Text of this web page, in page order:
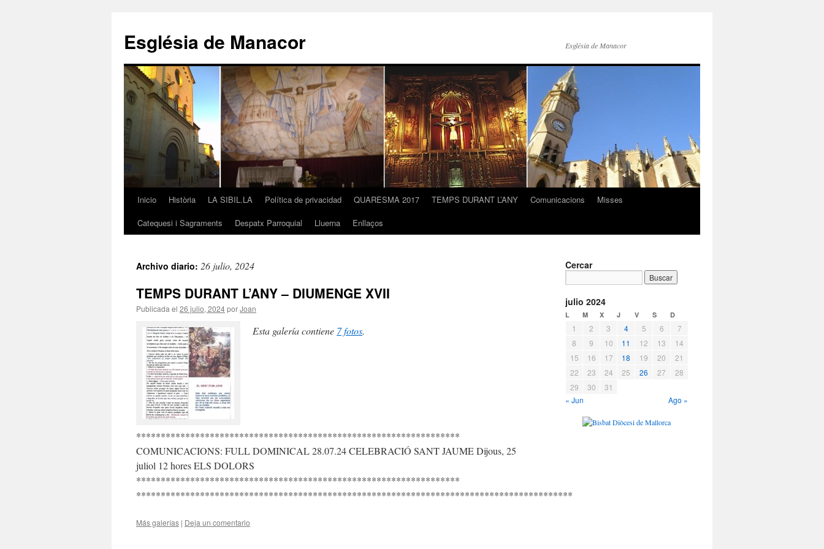
contenido
Església de Manacor Església de Manacor
Inicio Història LA SIBIL.LA Política de privacidad QUARESMA 2017 TEMPS DURANT L’ANY Comunicacions
Misses
Catequesi i Sagraments
Despatx Parroquial Lluerna Enllaços
Archivo diario: 26 julio, 2024
TEMPS DURANT L’ANY – DIUMENGE XVII
Publicada el 26 julio, 2024porJoan
Esta galería contiene 7 fotos.
******************************************************************
COMUNICACIONS: FULL DOMINICAL 28.07.24 CELEBRACIÓ SANT JAUME Dijous, 25
juliol 12 hores ELS DOLORS
******************************************************************
*****************************************************************************************
Más galerías | Deja un comentario
Cercar
julio 2024
L M X J V S D
1 2 3 4 5 6
7
8
9 10 11 12 13
14
15
16 17 18 19 20
21
22
23 24 25 26 27
28
29
30
31
« Jun
Ago »